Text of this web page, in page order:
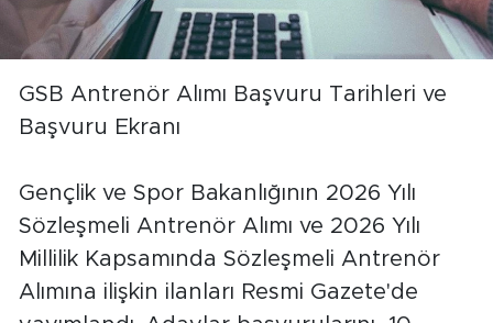
GSB Antrenör Alımı Başvuru Tarihleri ve
Başvuru Ekranı
Gençlik ve Spor Bakanlığının 2026 Yılı
Sözleşmeli Antrenör Alımı ve 2026 Yılı
Millilik Kapsamında Sözleşmeli Antrenör
Alımına ilişkin ilanları Resmi Gazete'de